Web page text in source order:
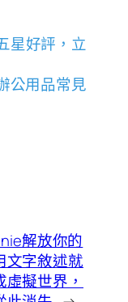
星好評，立
公用品常見
解放你的
文字敘述就
擬世界，